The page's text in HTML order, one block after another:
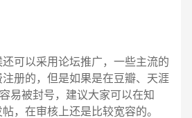
以采用论坛推广，一些主流的
册的，但是如果是在豆瓣、天涯
易被封号，建议大家可以在知
，在审核上还是比较宽容的。